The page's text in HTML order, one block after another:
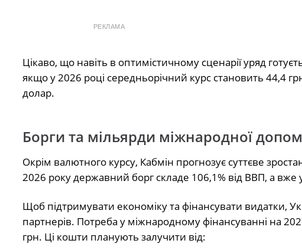
РЕКЛАМА
Цікаво, що навіть в оптимістичному сценарії уряд
якщо у 2026 році середньорічний курс становить 44,4
долар.
Борги та мільярди міжнародної
Окрім валютного курсу, Кабмін прогнозує суттєве
2026 року державний борг складе 106,1% від ВВП, а
Щоб підтримувати економіку та фінансувати видатки,
партнерів. Потреба у міжнародному фінансуванні на
грн. Ці кошти планують залучити від: